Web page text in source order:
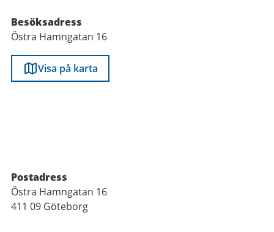
Besöksadress
Östra Hamngatan 16
Visa på karta
Postadress
Östra Hamngatan 16
411 09 Göteborg